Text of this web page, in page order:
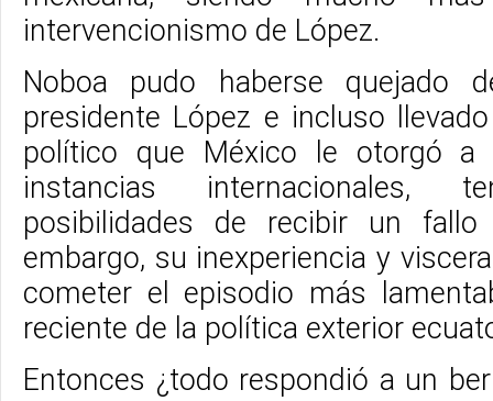
intervencionismo de López.
Noboa pudo haberse quejado
presidente López e incluso
político que México le otorgó a
instancias internacionales,
posibilidades de recibir un fallo
embargo, su inexperiencia y
cometer el episodio más
reciente de la política exterior
Entonces ¿todo respondió a un